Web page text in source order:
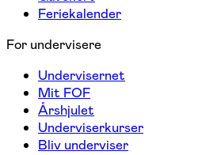
Feriekalender
For undervisere
Undervisernet
Mit FOF
Årshjulet
Underviserkurser
Bliv underviser